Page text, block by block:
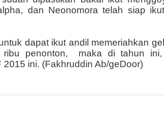
dan Neonomora telah siap
dapat ikut andil memeriahkan
penonton, maka di tahun ini,
ini. (Fakhruddin Ab/geDoor)